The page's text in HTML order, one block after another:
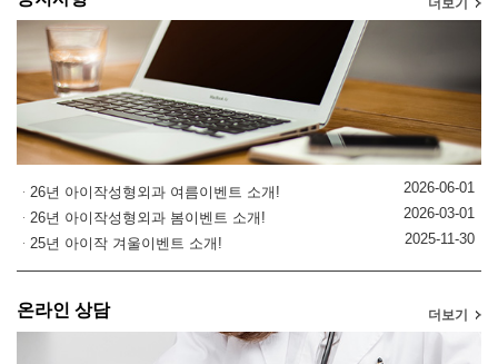
더보기
26년 아이작성형외과 여름이벤트 소개!
2026-06-01
26년 아이작성형외과 봄이벤트 소개!
2026-03-01
25년 아이작 겨울이벤트 소개!
2025-11-30
온라인 상담 더보기